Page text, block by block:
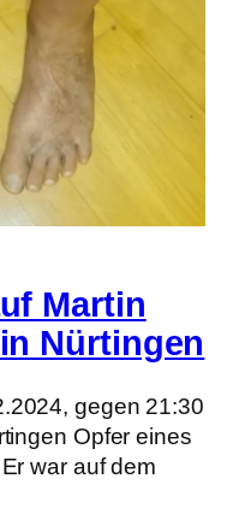
Martin
Nürtingen
gegen 21:30
Opfer eines
war auf dem